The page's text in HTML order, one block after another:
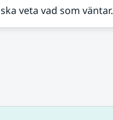
veta vad som väntar.